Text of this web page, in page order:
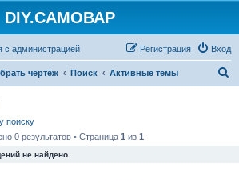
DIY.САМОВАР
с администрацией Вход
Регистрация
чертёж Поиск Активные темы
поиску
0 результатов • Страница 1 из 1
не найдено.